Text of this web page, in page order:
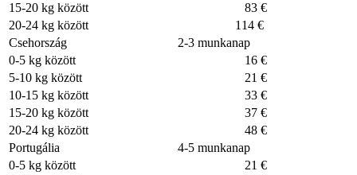
15-20 kg között
83 €
20-24 kg között
114 €
Csehország
2-3 munkanap
0-5 kg között
16 €
5-10 kg között
21 €
10-15 kg között
33 €
15-20 kg között
37 €
20-24 kg között
48 €
Portugália
4-5 munkanap
0-5 kg között
21 €